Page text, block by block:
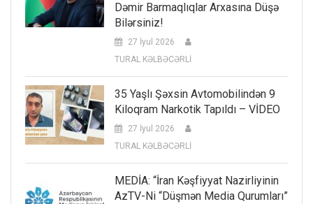
Dəmir Barmaqlıqlar Arxasına Düşə
Bilərsiniz!
27 İyul 2026
TURAL KƏLBƏCƏRLİ
35 Yaşlı Şəxsin Avtomobilindən 9
Kiloqram Narkotik Tapıldı – VİDEO
27 İyul 2026
TURAL KƏLBƏCƏRLİ
MEDİA: “İran Kəşfiyyat Nazirliyinin
AzTV-Ni “düşmən Media Qurumları”